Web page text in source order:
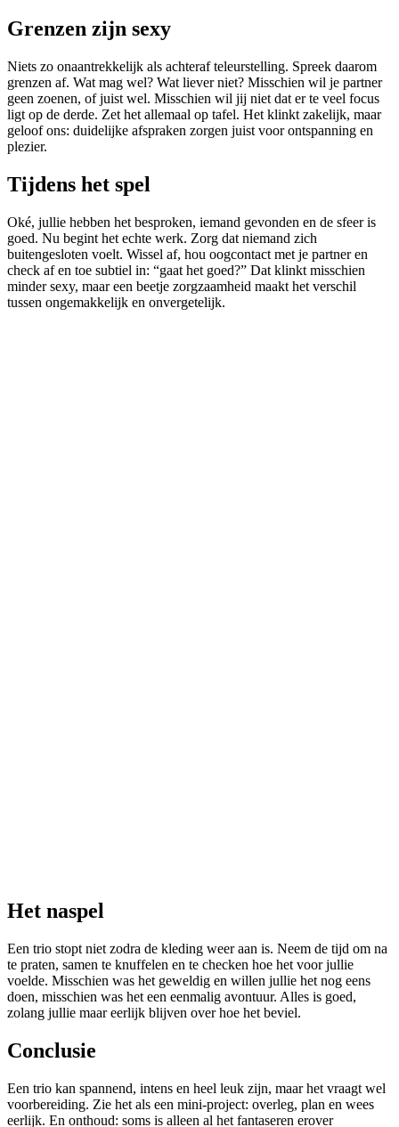
Grenzen zijn sexy
Niets zo onaantrekkelijk als achteraf teleurstelling. Spreek daarom
grenzen af. Wat mag wel? Wat liever niet? Misschien wil je partner
geen zoenen, of juist wel. Misschien wil jij niet dat er te veel focus
ligt op de derde. Zet het allemaal op tafel. Het klinkt zakelijk, maar
geloof ons: duidelijke afspraken zorgen juist voor ontspanning en
plezier.
Tijdens het spel
Oké, jullie hebben het besproken, iemand gevonden en de sfeer is
goed. Nu begint het echte werk. Zorg dat niemand zich
buitengesloten voelt. Wissel af, hou oogcontact met je partner en
check af en toe subtiel in: “gaat het goed?” Dat klinkt misschien
minder sexy, maar een beetje zorgzaamheid maakt het verschil
tussen ongemakkelijk en onvergetelijk.
Het naspel
Een trio stopt niet zodra de kleding weer aan is. Neem de tijd om na
te praten, samen te knuffelen en te checken hoe het voor jullie
voelde. Misschien was het geweldig en willen jullie het nog eens
doen, misschien was het een eenmalig avontuur. Alles is goed,
zolang jullie maar eerlijk blijven over hoe het beviel.
Conclusie
Een trio kan spannend, intens en heel leuk zijn, maar het vraagt wel
voorbereiding. Zie het als een mini-project: overleg, plan en wees
eerlijk. En onthoud: soms is alleen al het fantaseren erover